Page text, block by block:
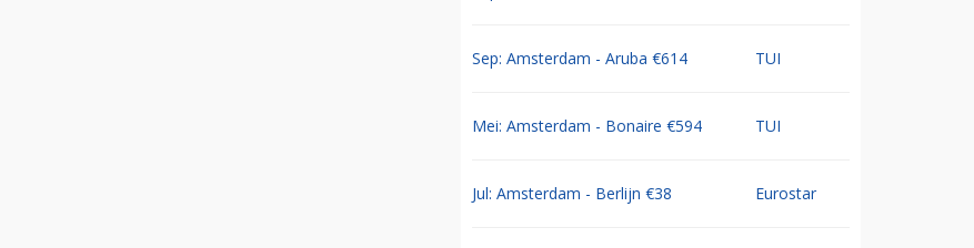
Sep: Amsterdam - Aruba €614 TUI
Mei: Amsterdam - Bonaire €594 TUI
Jul: Amsterdam - Berlijn €38 Eurostar